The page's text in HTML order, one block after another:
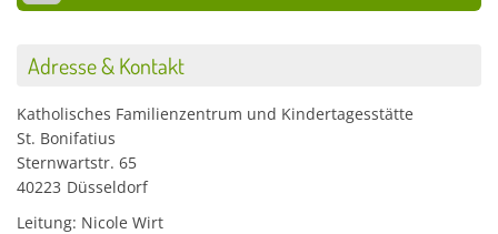
Adresse & Kontakt
Katholisches Familienzentrum und Kindertagesstätte
St. Bonifatius
Sternwartstr. 65
40223 Düsseldorf
Leitung: Nicole Wirt